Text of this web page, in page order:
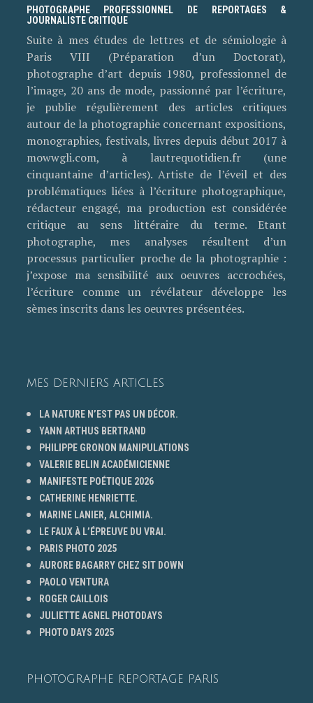
PHOTOGRAPHE PROFESSIONNEL DE REPORTAGES &
JOURNALISTE CRITIQUE
Suite à mes études de lettres et de sémiologie à
Paris VIII (Préparation d’un Doctorat),
photographe d’art depuis 1980, professionnel de
l’image, 20 ans de mode, passionné par l’écriture,
je publie régulièrement des articles critiques
autour de la photographie concernant expositions,
monographies, festivals, livres depuis début 2017 à
mowwgli.com, à lautrequotidien.fr (une
cinquantaine d’articles). Artiste de l’éveil et des
problématiques liées à l’écriture photographique,
rédacteur engagé, ma production est considérée
critique au sens littéraire du terme. Etant
photographe, mes analyses résultent d’un
processus particulier proche de la photographie :
j’expose ma sensibilité aux oeuvres accrochées,
l’écriture comme un révélateur développe les
sèmes inscrits dans les oeuvres présentées.
MES DERNIERS ARTICLES
LA NATURE N’EST PAS UN DÉCOR.
YANN ARTHUS BERTRAND
PHILIPPE GRONON MANIPULATIONS
VALERIE BELIN ACADÉMICIENNE
MANIFESTE POÉTIQUE 2026
CATHERINE HENRIETTE.
MARINE LANIER, ALCHIMIA.
LE FAUX À L’ÉPREUVE DU VRAI.
PARIS PHOTO 2025
AURORE BAGARRY CHEZ SIT DOWN
PAOLO VENTURA
ROGER CAILLOIS
JULIETTE AGNEL PHOTODAYS
PHOTO DAYS 2025
PHOTOGRAPHE REPORTAGE PARIS